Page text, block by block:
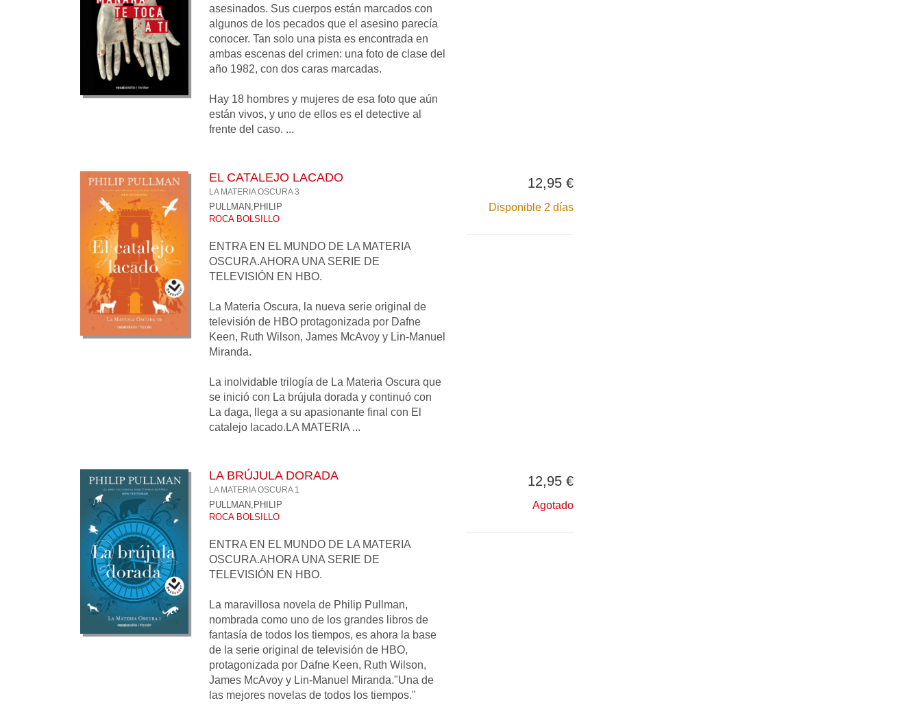
asesinados. Sus cuerpos están marcados con
algunos de los pecados que el asesino parecía
conocer. Tan solo una pista es encontrada en
ambas escenas del crimen: una foto de clase del
año 1982, con dos caras marcadas.
Hay 18 hombres y mujeres de esa foto que aún
están vivos, y uno de ellos es el detective al
frente del caso. ...
EL CATALEJO LACADO
LA MATERIA OSCURA 3
PULLMAN,PHILIP
ROCA BOLSILLO
ENTRA EN EL MUNDO DE LA MATERIA
OSCURA.AHORA UNA SERIE DE
TELEVISIÓN EN HBO.
La Materia Oscura, la nueva serie original de
televisión de HBO protagonizada por Dafne
Keen, Ruth Wilson, James McAvoy y Lin-Manuel
Miranda.
La inolvidable trilogía de La Materia Oscura que
se inició con La brújula dorada y continuó con
La daga, llega a su apasionante final con El
catalejo lacado.LA MATERIA ...
12,95 €
Disponible 2 días
LA BRÚJULA DORADA
LA MATERIA OSCURA 1
PULLMAN,PHILIP
ROCA BOLSILLO
ENTRA EN EL MUNDO DE LA MATERIA
OSCURA.AHORA UNA SERIE DE
TELEVISIÓN EN HBO.
La maravillosa novela de Philip Pullman,
nombrada como uno de los grandes libros de
fantasía de todos los tiempos, es ahora la base
de la serie original de televisión de HBO,
protagonizada por Dafne Keen, Ruth Wilson,
James McAvoy y Lin-Manuel Miranda."Una de
las mejores novelas de todos los tiempos."
12,95 €
Agotado